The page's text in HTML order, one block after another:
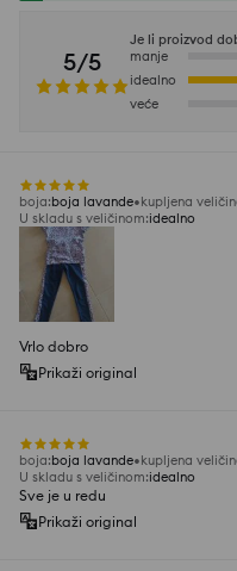
5/5
Je li proizvod
manje
idealno
veće
boja:boja lavande kupljena
U skladu s veličinom:idealno
Vrlo dobro
Prikaži original
boja:boja lavande kupljena
U skladu s veličinom:idealno
Sve je u redu
Prikaži original